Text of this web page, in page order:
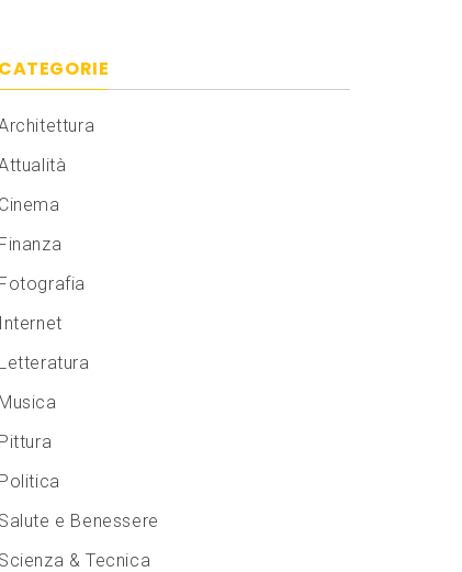
CATEGORIE
Cinema
Finanza
Fotografia
Internet
Letteratura
Musica
Pittura
Politica
Salute e Benessere
Scienza & Tecnica